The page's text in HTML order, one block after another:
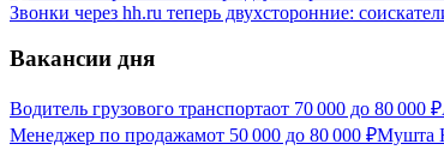
Звонки через hh.ru теперь двухсторонние:
Вакансии дня
Водитель грузового транспортаот 70 000 до 80 000 ₽
Менеджер по продажамот 50 000 до 80 000 ₽Мушта